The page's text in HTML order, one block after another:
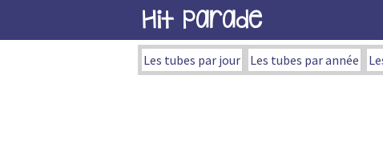
Hit Parade
Les tubes par jour Les tubes par année